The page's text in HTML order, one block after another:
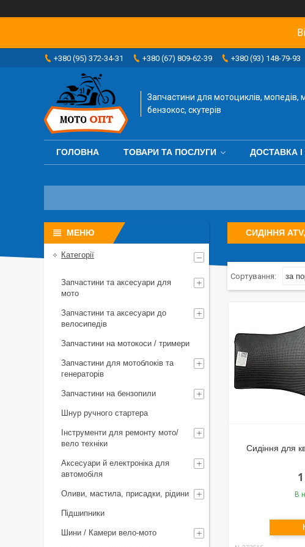
+380 (95) 372-34-31 +380 (67) 809-62-39 +380 (93) 148-79-93
Запчастини для мотоциклів, мопедів,
бензокос, скутерів
ГОЛОВНА ТОВАРИ ТА ПОСЛУГИ ДОСТАВКА
СИДІННЯ
Сидіння для
В
Категорії
Запчастини та аксесуари для
мото
Запчастини та аксесуари до
велосипедів
Запчастини на мотокоси / тримери
Запчастини для мотоблоків та
генераторів
Запчастини на бензопили
Шнур ручного стартера
Інструменти для ремонту мото/
вело техніки
Аксесуари й електроніка для
автомобіля
Оливи, мастила, присадки, рідини
Підшипники
Шини / Камери вело-мото